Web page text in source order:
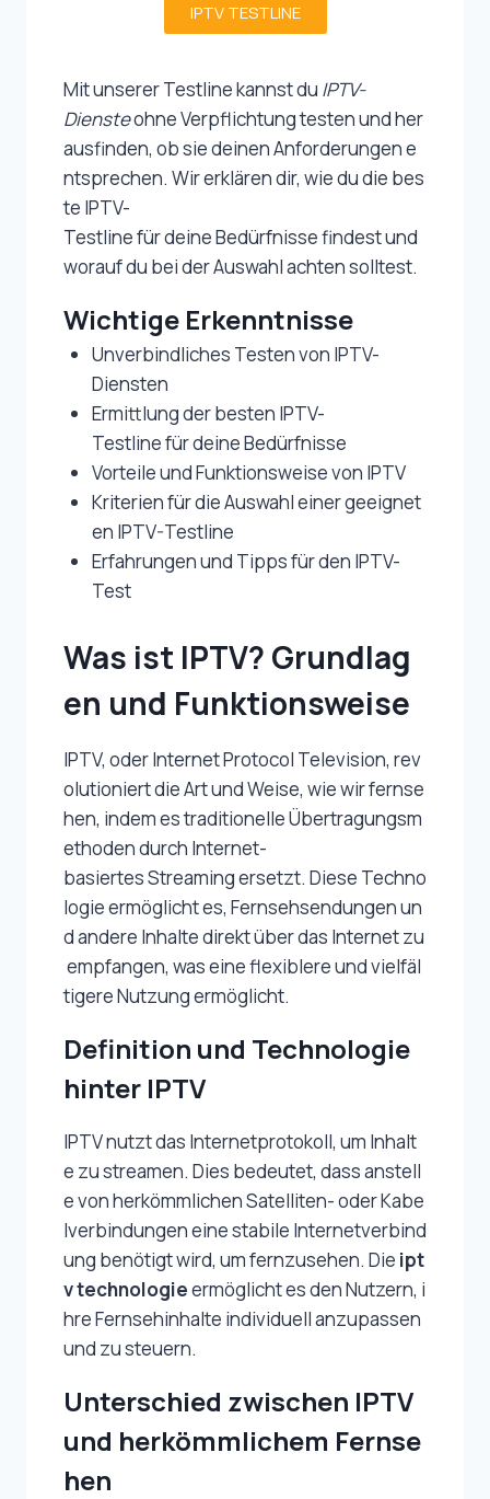
IPTV TESTLINE
Mit unserer Testline kannst du IPTV-
Diensteohne Verpflichtung testen und her
ausfinden, ob sie deinen Anforderungen e
ntsprechen. Wir erklären dir, wie du die bes
te IPTV-
Testline für deine Bedürfnisse findest und
worauf du bei der Auswahl achten solltest.
Wichtige Erkenntnisse
Unverbindliches Testen von IPTV-
Diensten
Ermittlung der besten IPTV-
Testline für deine Bedürfnisse
Vorteile und Funktionsweise von IPTV
Kriterien für die Auswahl einer geeignet
en IPTV-Testline
Erfahrungen und Tipps für den IPTV-
Test
Was ist IPTV? Grundlag
en und Funktionsweise
IPTV, oder Internet Protocol Television, rev
olutioniert die Art und Weise, wie wir fernse
hen, indem es traditionelle Übertragungsm
ethoden durch Internet-
basiertes Streaming ersetzt. Diese Techno
logie ermöglicht es, Fernsehsendungen un
d andere Inhalte direkt über das Internet zu
empfangen, was eine flexiblere und vielfäl
tigere Nutzung ermöglicht.
Definition und Technologie
hinter IPTV
IPTV nutzt das Internetprotokoll, um Inhalt
e zu streamen. Dies bedeutet, dass anstell
e von herkömmlichen Satelliten- oder Kabe
lverbindungen eine stabile Internetverbind
ung benötigt wird, um fernzusehen. Die ipt
v technologieermöglicht es den Nutzern, i
hre Fernsehinhalte individuell anzupassen
und zu steuern.
Unterschied zwischen IPTV
und herkömmlichem Fernse
hen